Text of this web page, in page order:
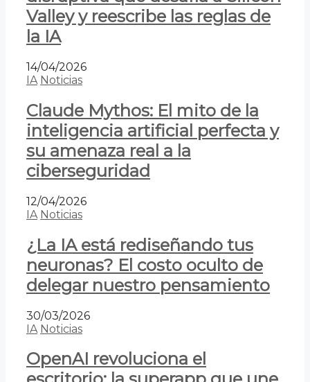
Valley y reescribe las reglas de
la IA
14/04/2026
IA Noticias
Claude Mythos: El mito de la
inteligencia artificial perfecta y
su amenaza real a la
ciberseguridad
12/04/2026
IA Noticias
¿La IA está rediseñando tus
neuronas? El costo oculto de
delegar nuestro pensamiento
30/03/2026
IA Noticias
OpenAI revoluciona el